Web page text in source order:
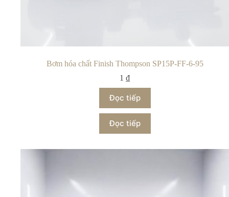
Bơm hóa chất Finish Thompson SP15P-FF-6-95
1 ₫
Đọc tiếp
Đọc tiếp